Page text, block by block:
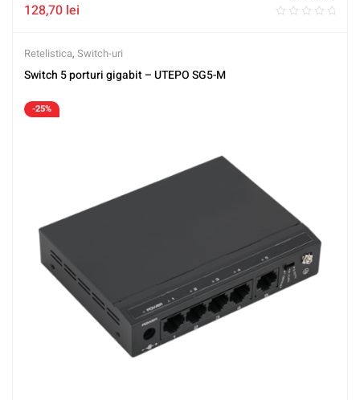
128,70 lei
Retelistica, Switch-uri
Switch 5 porturi gigabit – UTEPO SG5-M
-25%